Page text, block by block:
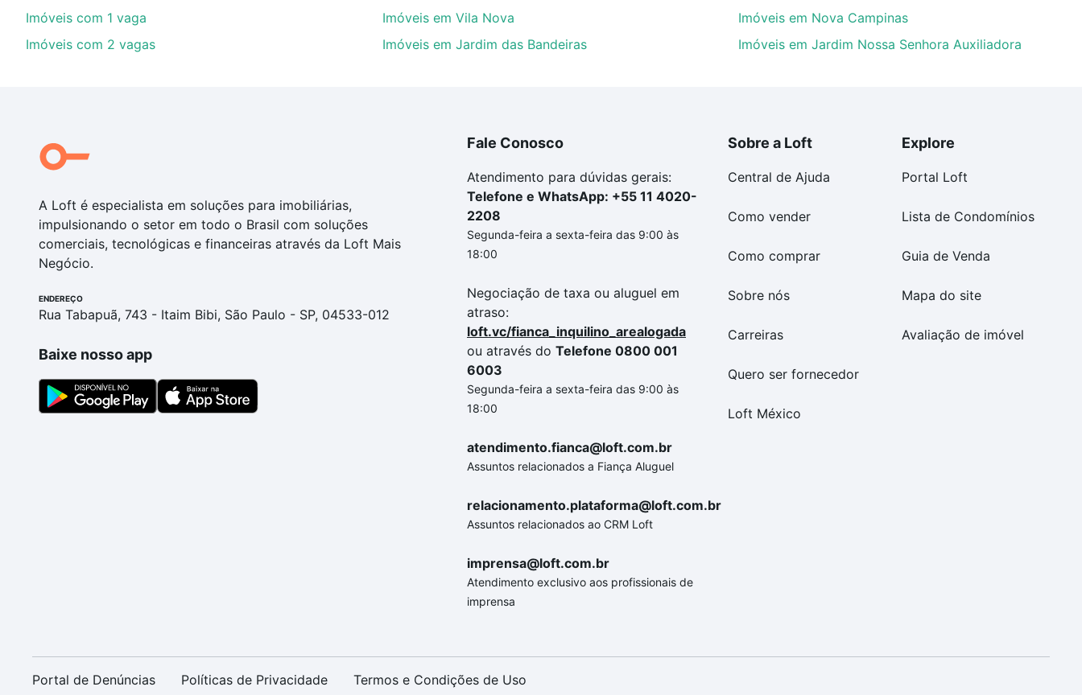
Imóveis com 1 vaga
Imóveis com 2 vagas
Imóveis em Vila Nova
Imóveis em Jardim das Bandeiras
Imóveis em Nova Campinas
Imóveis em Jardim Nossa Senhora Auxiliadora
A Loft é especialista em soluções para imobiliárias,
impulsionando o setor em todo o Brasil com soluções
comerciais, tecnológicas e financeiras através da Loft Mais
Negócio.
ENDEREÇO
Rua Tabapuã, 743 - Itaim Bibi, São Paulo - SP, 04533-012
Baixe nosso app
Fale Conosco
Atendimento para dúvidas gerais:
Telefone e WhatsApp: +55 11 4020-
2208
Segunda-feira a sexta-feira das 9:00 às
18:00
Negociação de taxa ou aluguel em
atraso:
loft.vc/fianca_inquilino_arealogada
ou através do Telefone 0800 001
6003
Segunda-feira a sexta-feira das 9:00 às
18:00
atendimento.fianca@loft.com.br
Assuntos relacionados a Fiança Aluguel
relacionamento.plataforma@loft.com.br
Assuntos relacionados ao CRM Loft
imprensa@loft.com.br
Atendimento exclusivo aos profissionais de
imprensa
Sobre a Loft
Central de Ajuda
Como vender
Como comprar
Sobre nós
Carreiras
Quero ser fornecedor
Loft México
Explore
Portal Loft
Lista de Condomínios
Guia de Venda
Mapa do site
Avaliação de imóvel
Portal de Denúncias Políticas de Privacidade Termos e Condições de Uso